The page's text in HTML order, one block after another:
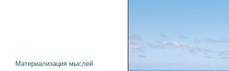
Материализация мыслей